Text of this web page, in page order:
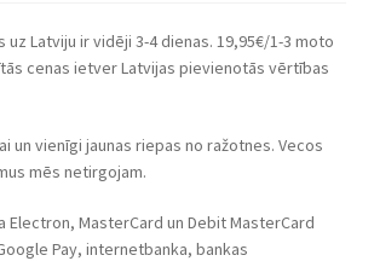
uz Latviju ir vidēji 3-4 dienas. 19,95€/1-3 moto
cenas ietver Latvijas pievienotās vērtības
un vienīgi jaunas riepas no ražotnes. Vecos
mēs netirgojam.
Electron, MasterCard un Debit MasterCard
Pay, internetbanka, bankas